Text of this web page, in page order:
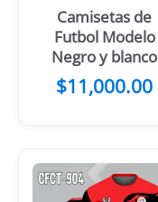
Camisetas de
Futbol Modelo
Negro y blanco
$11,000.00